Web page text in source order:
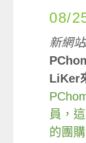
08/
新網
LiKer
員，
的團